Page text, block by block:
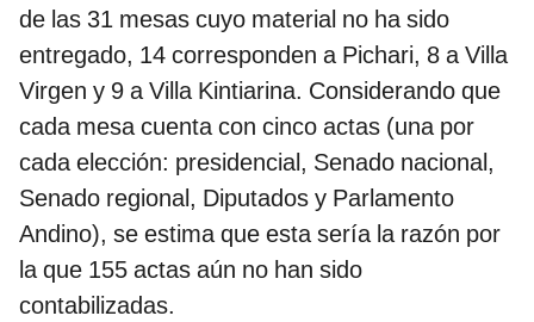
de las 31 mesas cuyo material no ha sido
entregado, 14 corresponden a Pichari, 8 a Villa
Virgen y 9 a Villa Kintiarina. Considerando que
cada mesa cuenta con cinco actas (una por
cada elección: presidencial, Senado nacional,
Senado regional, Diputados y Parlamento
Andino), se estima que esta sería la razón por
la que 155 actas aún no han sido
contabilizadas.